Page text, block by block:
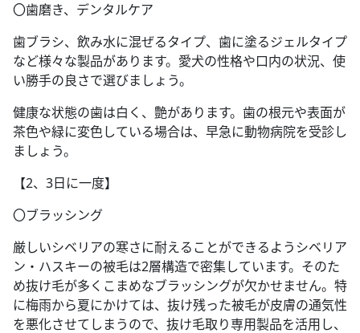
〇歯磨き、デンタルケア
歯ブラシ、飲み水に混ぜるタイプ、歯に塗るジェルタイプ
など様々な製品があります。愛犬の性格や口内の状況、使
い勝手の良さで選びましょう。
健康な状態の歯は白く、艶があります。歯の根元や表面が
茶色や緑に変色している場合は、早急に動物病院を受診し
ましょう。
【2、3日に一度】
〇ブラッシング
厳しいシベリアの寒さに耐えることができるようシベリア
ン・ハスキーの被毛は2層構造で密集しています。そのた
め抜け毛が多くこまめなブラッシングが欠かせません。特
に梅雨から夏にかけては、抜け残った被毛が皮膚の通気性
を悪化させてしまうので、抜け毛取り専用製品を活用し、